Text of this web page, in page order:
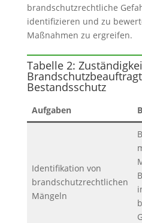
brandschutzrechtliche
identifizieren und zu
Maßnahmen zu ergreifen.
Tabelle 2:
Bestandsschutz
Aufgaben
Identifikation von
brandschutzrechtlichen
Mängeln